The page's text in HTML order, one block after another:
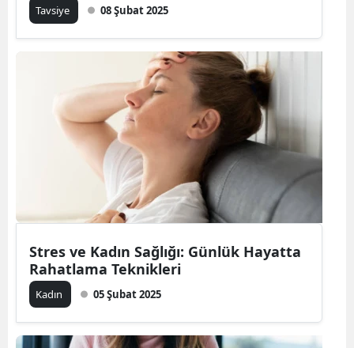
Çorum
Denizli
Diyarbakır
Edirne
Elazığ
Erzincan
Erzurum
Giresun
Tavsiye 08 Şubat 2025
Stres ve Kadın Sağlığı: Günlük Hayatta
Rahatlama Teknikleri
Kadın 05 Şubat 2025